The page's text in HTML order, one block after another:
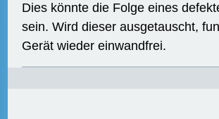
Dies könnte die Folge eines
sein. Wird dieser ausgetauscht,
Gerät wieder einwandfrei.